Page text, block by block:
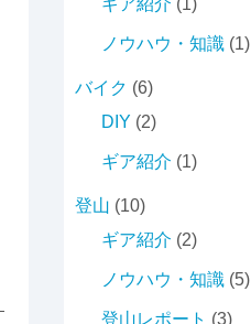
ギア紹介 (1)
ノウハウ・知識 (1)
バイク (6)
DIY (2)
ギア紹介 (1)
登山 (10)
ギア紹介 (2)
ノウハウ・知識 (5)
登山レポート (3)